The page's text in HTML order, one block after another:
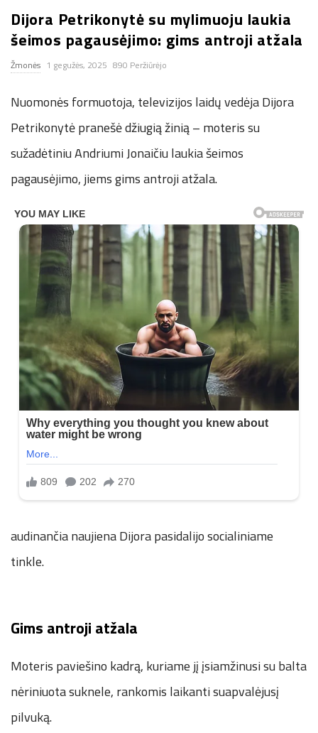
n
.
n
e
t
Dijora Petrikonytė su mylimuoju laukia
šeimos pagausėjimo: gims antroji atžala
Žmonės 1 gegužės, 2025 890 Peržiūrėjo
Nuomonės formuotoja, televizijos laidų vedėja Dijora
Petrikonytė pranešė džiugią žinią – moteris su
sužadėtiniu Andriumi Jonaičiu laukia šeimos
pagausėjimo, jiems gims antroji atžala.
audinančia naujiena Dijora pasidalijo socialiniame
tinkle.
Gims antroji atžala
Moteris paviešino kadrą, kuriame jį įsiamžinusi su balta
nėriniuota suknele, rankomis laikanti suapvalėjusį
pilvuką.